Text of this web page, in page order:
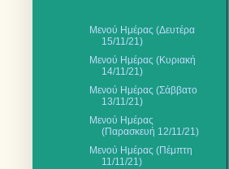
Μενού Ημέρας (Δευτέρα
15/11/21)
Μενού Ημέρας (Κυριακή
14/11/21)
Μενού Ημέρας (Σάββατο
13/11/21)
Μενού Ημέρας
(Παρασκευή 12/11/21)
Μενού Ημέρας (Πέμπτη
11/11/21)